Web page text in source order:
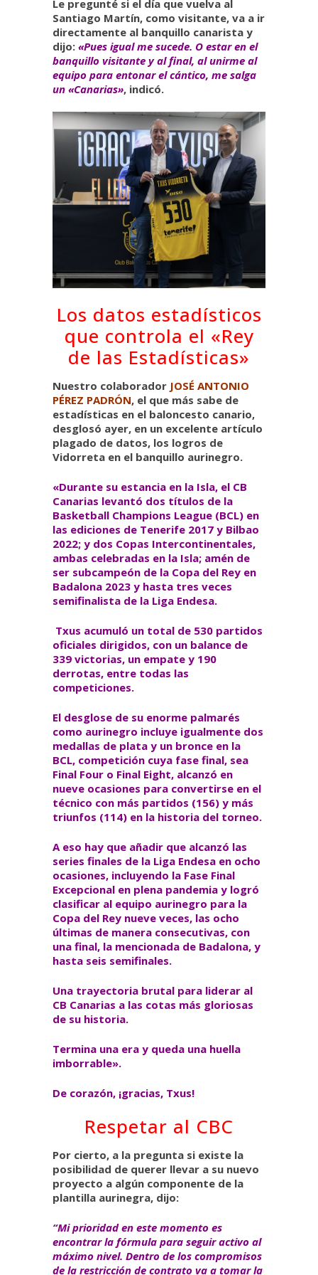
Le pregunté si el día que vuelva al
Santiago Martín, como visitante, va a ir
directamente al banquillo canarista y
dijo: «Pues igual me sucede. O estar en el
banquillo visitante y al final, al unirme al
equipo para entonar el cántico, me salga
un «Canarias», indicó.
Los datos estadísticos
que controla el «Rey
de las Estadísticas»
Nuestro colaborador JOSÉ ANTONIO
PÉREZ PADRÓN, el que más sabe de
estadísticas en el baloncesto canario,
desglosó ayer, en un excelente artículo
plagado de datos, los logros de
Vidorreta en el banquillo aurinegro.
«Durante su estancia en la Isla, el CB
Canarias levantó dos títulos de la
Basketball Champions League (BCL) en
las ediciones de Tenerife 2017 y Bilbao
2022; y dos Copas Intercontinentales,
ambas celebradas en la Isla; amén de
ser subcampeón de la Copa del Rey en
Badalona 2023 y hasta tres veces
semifinalista de la Liga Endesa.
Txus acumuló un total de 530 partidos
oficiales dirigidos, con un balance de
339 victorias, un empate y 190
derrotas, entre todas las
competiciones.
El desglose de su enorme palmarés
como aurinegro incluye igualmente dos
medallas de plata y un bronce en la
BCL, competición cuya fase final, sea
Final Four o Final Eight, alcanzó en
nueve ocasiones para convertirse en el
técnico con más partidos (156) y más
triunfos (114) en la historia del torneo.
A eso hay que añadir que alcanzó las
series finales de la Liga Endesa en ocho
ocasiones, incluyendo la Fase Final
Excepcional en plena pandemia y logró
clasificar al equipo aurinegro para la
Copa del Rey nueve veces, las ocho
últimas de manera consecutivas, con
una final, la mencionada de Badalona, y
hasta seis semifinales.
Una trayectoria brutal para liderar al
CB Canarias a las cotas más gloriosas
de su historia.
Termina una era y queda una huella
imborrable».
De corazón, ¡gracias, Txus!
Respetar al CBC
Por cierto, a la pregunta si existe la
posibilidad de querer llevar a su nuevo
proyecto a algún componente de la
plantilla aurinegra, dijo:
“Mi prioridad en este momento es
encontrar la fórmula para seguir activo al
máximo nivel. Dentro de los compromisos
de la restricción de contrato va a tomar la